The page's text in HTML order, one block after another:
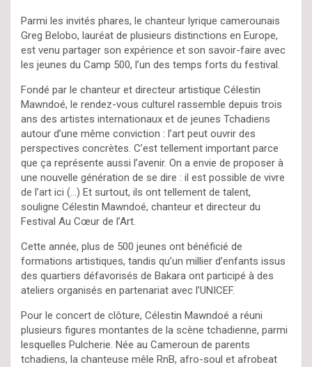
Parmi les invités phares, le chanteur lyrique camerounais
Greg Belobo, lauréat de plusieurs distinctions en Europe,
est venu partager son expérience et son savoir-faire avec
les jeunes du Camp 500, l’un des temps forts du festival.
Fondé par le chanteur et directeur artistique Célestin
Mawndoé, le rendez-vous culturel rassemble depuis trois
ans des artistes internationaux et de jeunes Tchadiens
autour d’une même conviction : l’art peut ouvrir des
perspectives concrètes. C’est tellement important parce
que ça représente aussi l’avenir. On a envie de proposer à
une nouvelle génération de se dire : il est possible de vivre
de l’art ici (…) Et surtout, ils ont tellement de talent,
souligne Célestin Mawndoé, chanteur et directeur du
Festival Au Cœur de l’Art.
Cette année, plus de 500 jeunes ont bénéficié de
formations artistiques, tandis qu’un millier d’enfants issus
des quartiers défavorisés de Bakara ont participé à des
ateliers organisés en partenariat avec l’UNICEF.
Pour le concert de clôture, Célestin Mawndoé a réuni
plusieurs figures montantes de la scène tchadienne, parmi
lesquelles Pulcherie. Née au Cameroun de parents
tchadiens, la chanteuse mêle RnB, afro-soul et afrobeat